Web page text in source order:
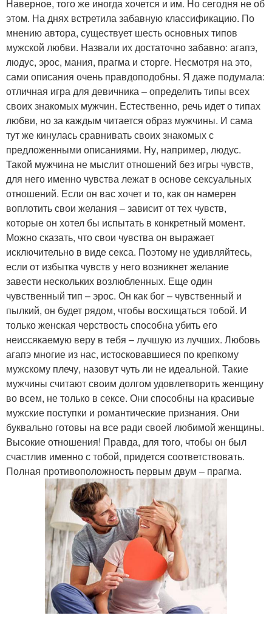
Наверное, того же иногда хочется и им. Но сегодня не об
этом. На днях встретила забавную классификацию. По
мнению автора, существует шесть основных типов
мужской любви. Назвали их достаточно забавно: агапэ,
людус, эрос, мания, прагма и сторге. Несмотря на это,
сами описания очень правдоподобны. Я даже подумала:
отличная игра для девичника – определить типы всех
своих знакомых мужчин. Естественно, речь идет о типах
любви, но за каждым читается образ мужчины. И сама
тут же кинулась сравнивать своих знакомых с
предложенными описаниями. Ну, например, людус.
Такой мужчина не мыслит отношений без игры чувств,
для него именно чувства лежат в основе сексуальных
отношений. Если он вас хочет и то, как он намерен
воплотить свои желания – зависит от тех чувств,
которые он хотел бы испытать в конкретный момент.
Можно сказать, что свои чувства он выражает
исключительно в виде секса. Поэтому не удивляйтесь,
если от избытка чувств у него возникнет желание
завести нескольких возлюбленных. Еще один
чувственный тип – эрос. Он как бог – чувственный и
пылкий, он будет рядом, чтобы восхищаться тобой. И
только женская черствость способна убить его
неиссякаемую веру в тебя – лучшую из лучших. Любовь
агапэ многие из нас, истосковавшиеся по крепкому
мужскому плечу, назовут чуть ли не идеальной. Такие
мужчины считают своим долгом удовлетворить женщину
во всем, не только в сексе. Они способны на красивые
мужские поступки и романтические признания. Они
буквально готовы на все ради своей любимой женщины.
Высокие отношения! Правда, для того, чтобы он был
счастлив именно с тобой, придется соответствовать.
Полная противоположность первым двум – прагма.